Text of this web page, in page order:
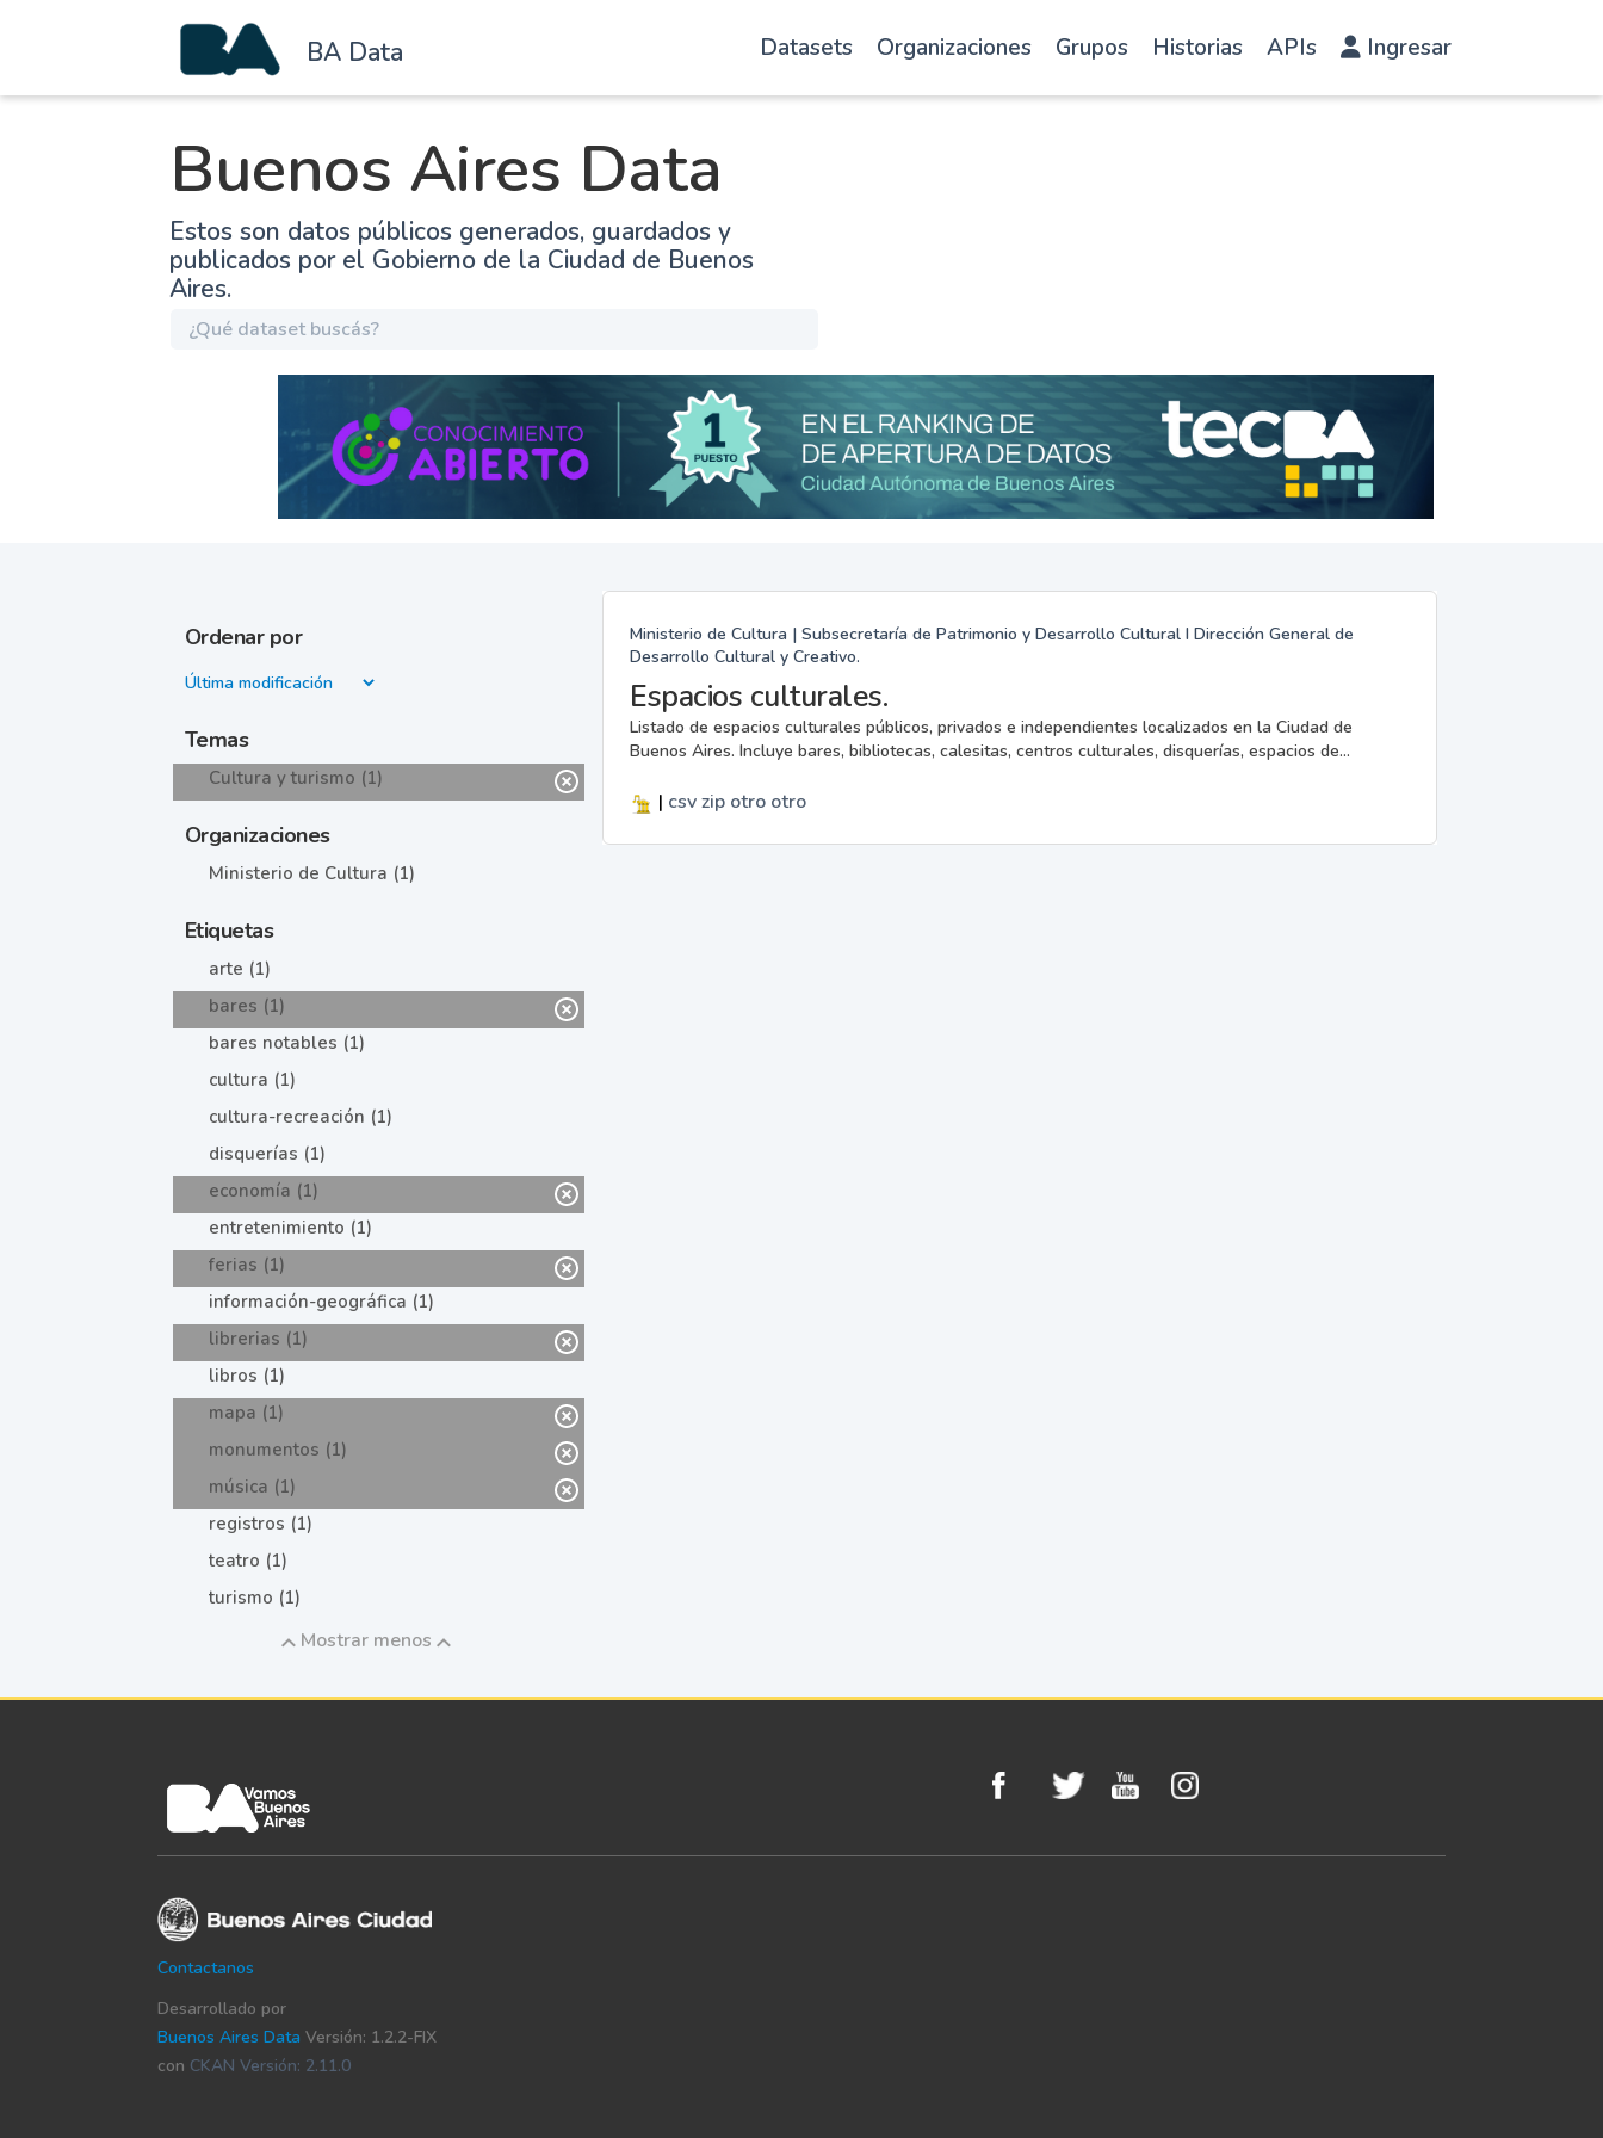
BA Data Datasets Organizaciones Grupos Historias APIs Ingresar
Buenos Aires Data
Estos son datos públicos generados, guardados y
publicados por el Gobierno de la Ciudad de Buenos
Aires.
Ordenar por
Temas
Cultura y turismo (1)
Organizaciones
Ministerio de Cultura (1)
Etiquetas
arte (1)
bares (1)
bares notables (1)
cultura (1)
cultura-recreación (1)
disquerías (1)
economía (1)
entretenimiento (1)
ferias (1)
información-geográfica (1)
librerias (1)
libros (1)
mapa (1)
monumentos (1)
música (1)
registros (1)
teatro (1)
turismo (1)
Mostrar menos
Ministerio de Cultura | Subsecretaría de Patrimonio y Desarrollo Cultural I Dirección General de
Desarrollo Cultural y Creativo.
Espacios culturales.
Listado de espacios culturales públicos, privados e independientes localizados en la Ciudad de
Buenos Aires. Incluye bares, bibliotecas, calesitas, centros culturales, disquerías, espacios de...
| csvzip otro otro
Contactanos
Desarrollado por
Buenos Aires Data Versión: 1.2.2-FIX
con CKAN Versión: 2.11.0